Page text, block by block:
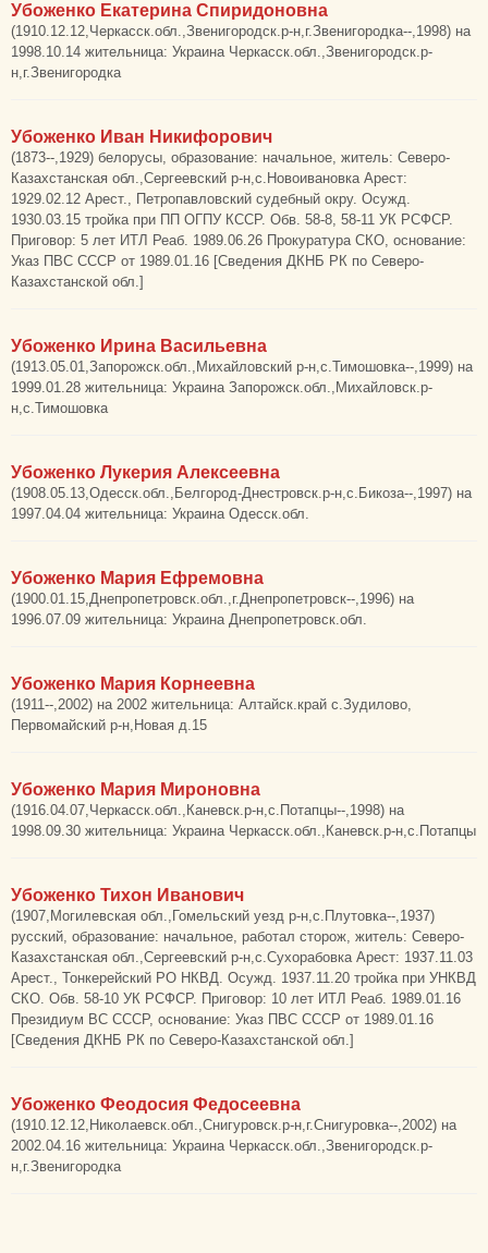
Убоженко Екатерина Спиридоновна
(1910.12.12,Черкасск.обл.,Звенигородск.р-н,г.Звенигородка--,1998) на
1998.10.14 жительница: Украина Черкасск.обл.,Звенигородск.р-
н,г.Звенигородка
Убоженко Иван Никифорович
(1873--,1929) белорусы, образование: начальное, житель: Северо-
Казахстанская обл.,Сергеевский р-н,с.Новоивановка Арест:
1929.02.12 Арест., Петропавловский судебный окру. Осужд.
1930.03.15 тройка при ПП ОГПУ КССР. Обв. 58-8, 58-11 УК РСФСР.
Приговор: 5 лет ИТЛ Реаб. 1989.06.26 Прокуратура СКО, основание:
Указ ПВС СССР от 1989.01.16 [Сведения ДКНБ РК по Северо-
Казахстанской обл.]
Убоженко Ирина Васильевна
(1913.05.01,Запорожск.обл.,Михайловский р-н,с.Тимошовка--,1999) на
1999.01.28 жительница: Украина Запорожск.обл.,Михайловск.р-
н,с.Тимошовка
Убоженко Лукерия Алексеевна
(1908.05.13,Одесск.обл.,Белгород-Днестровск.р-н,с.Бикоза--,1997) на
1997.04.04 жительница: Украина Одесск.обл.
Убоженко Мария Ефремовна
(1900.01.15,Днепропетровск.обл.,г.Днепропетровск--,1996) на
1996.07.09 жительница: Украина Днепропетровск.обл.
Убоженко Мария Корнеевна
(1911--,2002) на 2002 жительница: Алтайск.край с.Зудилово,
Первомайский р-н,Новая д.15
Убоженко Мария Мироновна
(1916.04.07,Черкасск.обл.,Каневск.р-н,с.Потапцы--,1998) на
1998.09.30 жительница: Украина Черкасск.обл.,Каневск.р-н,с.Потапцы
Убоженко Тихон Иванович
(1907,Могилевская обл.,Гомельский уезд р-н,с.Плутовка--,1937)
русский, образование: начальное, работал сторож, житель: Северо-
Казахстанская обл.,Сергеевский р-н,с.Сухорабовка Арест: 1937.11.03
Арест., Тонкерейский РО НКВД. Осужд. 1937.11.20 тройка при УНКВД
СКО. Обв. 58-10 УК РСФСР. Приговор: 10 лет ИТЛ Реаб. 1989.01.16
Президиум ВС СССР, основание: Указ ПВС СССР от 1989.01.16
[Сведения ДКНБ РК по Северо-Казахстанской обл.]
Убоженко Феодосия Федосеевна
(1910.12.12,Николаевск.обл.,Снигуровск.р-н,г.Снигуровка--,2002) на
2002.04.16 жительница: Украина Черкасск.обл.,Звенигородск.р-
н,г.Звенигородка